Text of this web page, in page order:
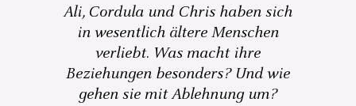
Ali, Cordula und Chris haben sich
in wesentlich ältere Menschen
verliebt. Was macht ihre
Beziehungen besonders? Und wie
gehen sie mit Ablehnung um?